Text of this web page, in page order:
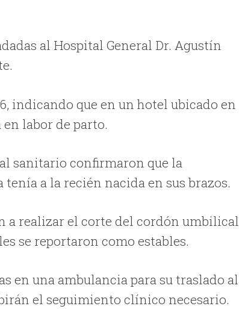
al Hospital General Dr. Agustín
indicando que en un hotel ubicado en
en labor de parto.
sanitario confirmaron que la
a la recién nacida en sus brazos.
a realizar el corte del cordón umbilical
se reportaron como estables.
en una ambulancia para su traslado al
el seguimiento clínico necesario.